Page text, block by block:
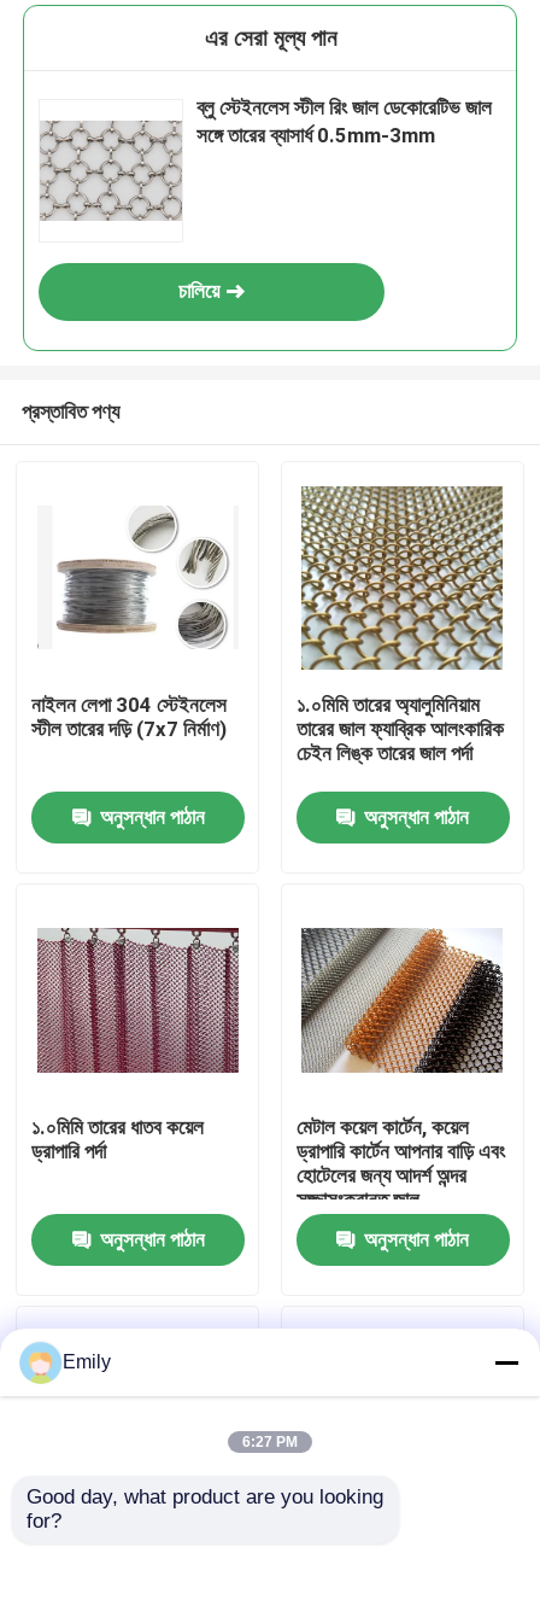
পণ্য
আমাদের সম্বন্ধে
কারখানা পরিদর্শন
গুণমান নিয়ন্ত্রণ
খবর
প্রসারিত ধাতু তারের জাল
এর সেরা মূল্য পান
ব্লু স্টেইনলেস স্টীল রিং জাল ডেকোরেটিভ জাল
সঙ্গে তারের ব্যাসার্ধ 0.5mm-3mm
চালিয়ে
প্রস্তাবিত পণ্য
নাইলন লেপা 304 স্টেইনলেস
স্টীল তারের দড়ি (7x7 নির্মাণ)
অনুসন্ধান পাঠান
১.০মিমি তারের অ্যালুমিনিয়াম
তারের জাল ফ্যাব্রিক আলংকারিক
চেইন লিঙ্ক তারের জাল পর্দা
অনুসন্ধান পাঠান
১.০মিমি তারের ধাতব কয়েল
ড্রাপারি পর্দা
অনুসন্ধান পাঠান
মেটাল কয়েল কার্টেন, কয়েল
ড্রাপারি কার্টেন আপনার বাড়ি এবং
হোটেলের জন্য আদর্শ অন্দর
সজ্জাসংক্রান্ত জাল
অনুসন্ধান পাঠান
Emily
6:27 PM
Good day, what product are you looking
for?